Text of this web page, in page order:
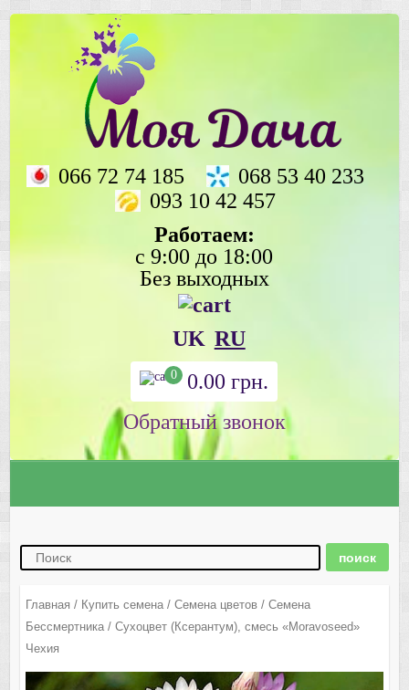
066 72 74 185
068 53 40 233
093 10 42 457
Работаем:
с 9:00 до 18:00
Без выходных
UK RU
0 0.00грн.
Главная / Купить семена/ Семена цветов/ Семена
Бессмертника/ Сухоцвет (Ксерантум), смесь «Moravoseed»
Чехия